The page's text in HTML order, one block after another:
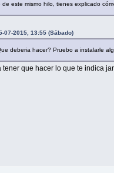
de este mismo hilo, tienes explicado
07-2015, 13:55 (Sábado)
deberia hacer? Pruebo a instalarle
tener que hacer lo que te indica